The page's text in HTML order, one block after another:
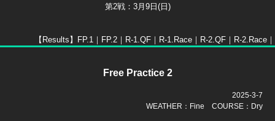
第2戦：3月9日(日)
【Results】 FP.1｜ FP.2｜ R-1.QF｜ R-1.Race｜ R-2.QF｜ R-2.Race｜
Free Practice 2
2025-3-7
WEATHER：Fine COURSE：Dry